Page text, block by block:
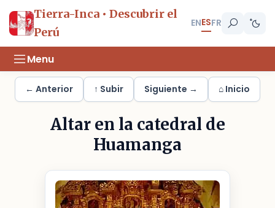
Tierra-Inca • Descubrir el
Perú
ENESFR
Menu
← Anterior ↑ Subir Siguiente → ⌂ Inicio
Altar en la catedral de
Huamanga